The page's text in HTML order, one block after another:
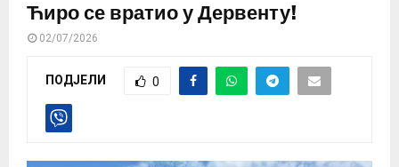
Ћиро се вратио у Дервенту!
02/07/2026
ПОДЈЕЛИ 0